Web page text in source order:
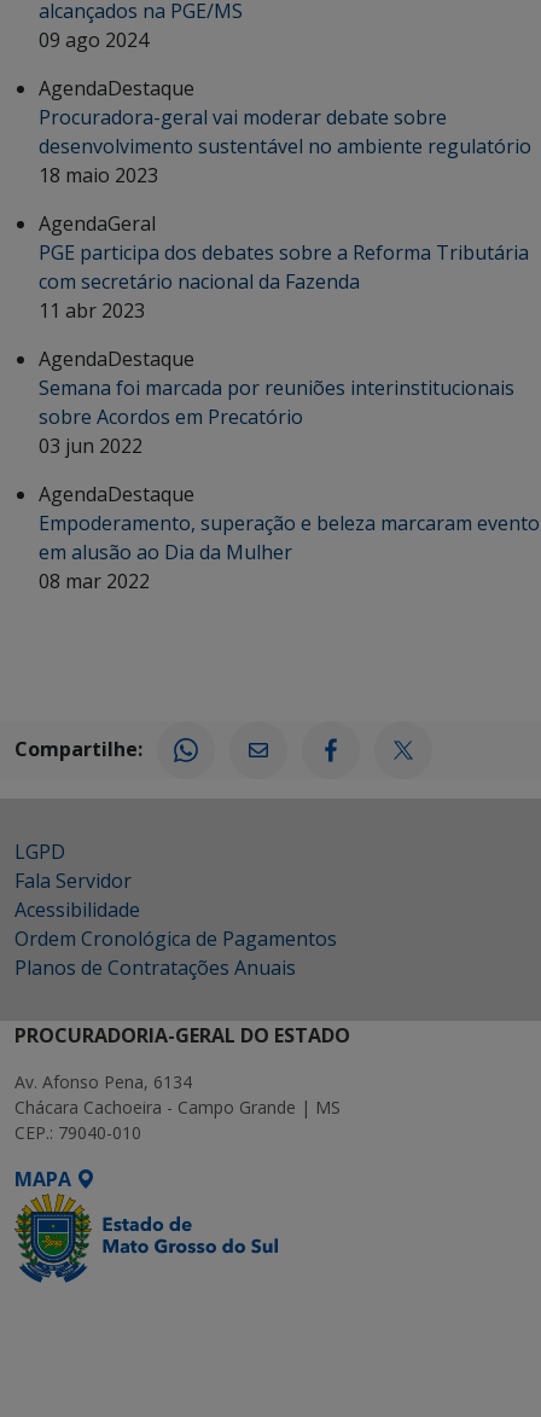
alcançados na PGE/MS
09 ago 2024
AgendaDestaque
Procuradora-geral vai moderar debate sobre
desenvolvimento sustentável no ambiente regulatório
18 maio 2023
AgendaGeral
PGE participa dos debates sobre a Reforma Tributária
com secretário nacional da Fazenda
11 abr 2023
AgendaDestaque
Semana foi marcada por reuniões interinstitucionais
sobre Acordos em Precatório
03 jun 2022
AgendaDestaque
Empoderamento, superação e beleza marcaram evento
em alusão ao Dia da Mulher
08 mar 2022
Compartilhe:
LGPD
Fala Servidor
Acessibilidade
Ordem Cronológica de Pagamentos
Planos de Contratações Anuais
PROCURADORIA-GERAL DO ESTADO
Av. Afonso Pena, 6134
Chácara Cachoeira - Campo Grande | MS
CEP.: 79040-010
MAPA